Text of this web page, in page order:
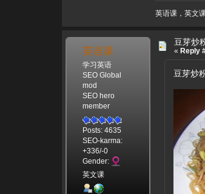
英语课，英文
英语课
学习英语
SEO Global
mod
SEO hero
member
Posts: 4635
SEO-karma:
+336/-0
Gender:
英文课
豆芽炒
« Reply
豆芽炒